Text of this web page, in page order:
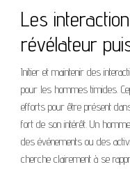
Les
révélateur
Initier et maintenir des
pour les hommes timides.
efforts pour être présent
fort de son intérêt. Un
des événements ou des
cherche clairement à se